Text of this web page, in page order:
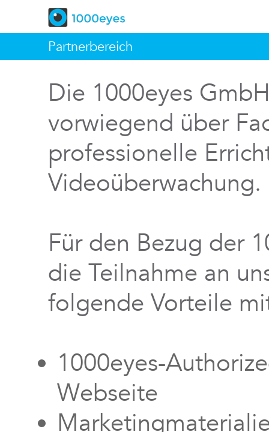
Partnerbereich
Die 1000eyes
vorwiegend über
professionelle
Videoüberwachung.
Für den Bezug der
die Teilnahme an
folgende Vorteile
1000eyes-
Webseite